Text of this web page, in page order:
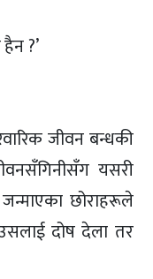
?’
जीवन बन्धकी
यसरी
छोराहरूले
दोष देला तर